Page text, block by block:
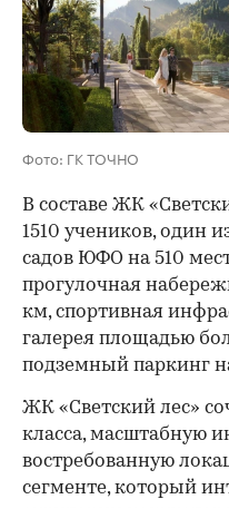
Фото: ГК ТОЧНО
00:00
В составе ЖК
1510 учеников, один
садов ЮФО на 510
прогулочная
км, спортивная
галерея площадью
подземный паркинг
ЖК «Светский лес»
класса, масштабную
востребованную
сегменте, который